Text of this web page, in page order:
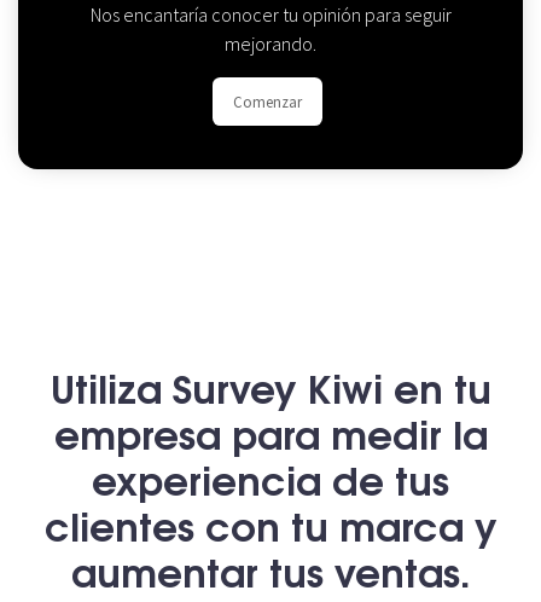
Nos encantaría conocer tu opinión para seguir
mejorando.
Comenzar
Utiliza Survey Kiwi en tu
empresa para medir la
experiencia de tus
clientes con tu marca y
aumentar tus ventas.